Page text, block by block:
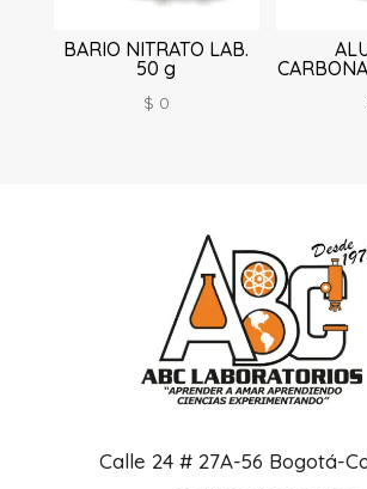
BARIO NITRATO LAB.
50 g
$ 0
Calle 24 # 27A-56 Bogotá-